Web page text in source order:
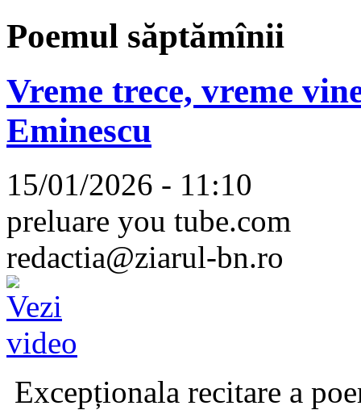
Poemul săptămînii
Vreme trece, vreme
Eminescu
15/01/2026 - 11:10
preluare you tube.com
redactia@ziarul-bn.ro
Excepționala recitare a